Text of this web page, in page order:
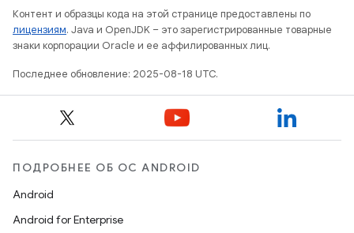
Контент и образцы кода на этой странице предоставлены по
лицензиям. Java и OpenJDK – это зарегистрированные товарные
знаки корпорации Oracle и ее аффилированных лиц.
Последнее обновление: 2025-08-18 UTC.
ПОДРОБНЕЕ ОБ ОС ANDROID
Android
Android for Enterprise